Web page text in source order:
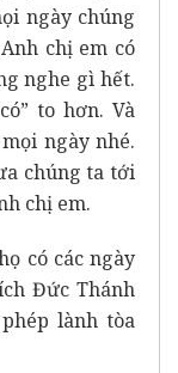
ngày chúng
chị em có
nghe gì hết.
to hơn. Và
ngày nhé.
chúng ta tới
chị em.
có các ngày
Đức Thánh
lành tòa